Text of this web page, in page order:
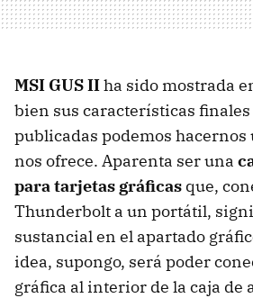
MSI GUSIIha sido mostrada
bien sus características
publicadas podemos hacernos
nos ofrece. Aparenta ser una
para tarjetas gráficas que,
Thunderbolt a un portátil,
sustancial en el apartado
idea, supongo, será poder
gráfica al interior de la caja de